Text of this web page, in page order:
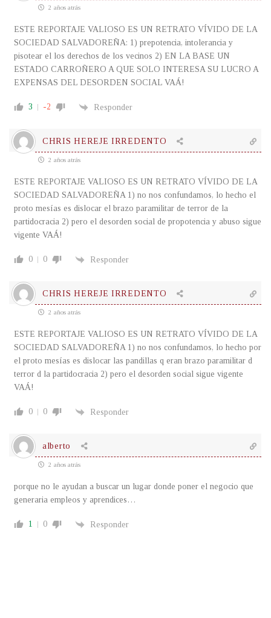
2 años atrás
ESTE REPORTAJE VALIOSO ES UN RETRATO VÍVIDO DE LA
SOCIEDAD SALVADOREÑA: 1) prepotencia, intolerancia y
pisotear el los derechos de los vecinos 2) EN LA BASE UN
ESTADO CARROÑERO A QUE SOLO INTERESA SU LUCRO A
EXPENSAS DEL DESORDEN SOCIAL VAÁ!
3 -2 Responder
CHRIS HEREJE IRREDENTO
2 años atrás
ESTE REPORTAJE VALIOSO ES UN RETRATO VÍVIDO DE LA
SOCIEDAD SALVADOREÑA 1) no nos confundamos, lo hecho el
proto mesías es dislocar el brazo paramilitar de terror de la
partidocracia 2) pero el desorden social de propotencia y abuso sigue
vigente VAÁ!
0 0 Responder
CHRIS HEREJE IRREDENTO
2 años atrás
ESTE REPORTAJE VALIOSO ES UN RETRATO VÍVIDO DE LA
SOCIEDAD SALVADOREÑA 1) no nos confundamos, lo hecho por
el proto mesías es dislocar las pandillas q eran brazo paramilitar d
terror d la partidocracia 2) pero el desorden social sigue vigente
VAÁ!
0 0 Responder
alberto
2 años atrás
porque no le ayudan a buscar un lugar donde poner el negocio que
generaria empleos y aprendices…
1 0 Responder